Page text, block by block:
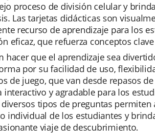
proceso de división celular y
Las tarjetas didácticas son
recurso de aprendizaje para los
eficaz, que refuerza conceptos
hacer que el aprendizaje sea
por su facilidad de uso,
de juego, que van desde repasos
interactivo y agradable para los
tipos de preguntas
individual de los estudiantes y
viaje de descubrimiento.